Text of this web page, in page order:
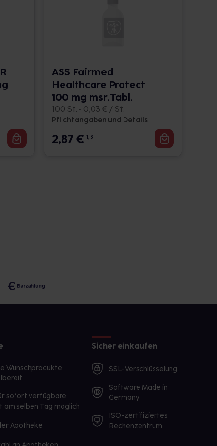
ASS Fairmed
Healthcare Protect
100 mg msr.Tabl.
100 St. • 0,03 € / St.
Pflichtangaben und Details
2,87€ 1, 3
Wunschprodukte
sofort verfügbare
am selben Tag möglich
Apotheke
Sicher einkaufen
SSL-Verschlüsselung
Software Made in
Germany
ISO-zertifiziertes
Rechenzentrum